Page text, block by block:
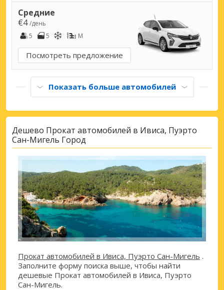
Средние
€4/день
5
5 M
Посмотреть предложение
Показать больше автомобилей
Дешево Прокат автомобилей в Ивиса, Пуэрто
Сан-Мигель Город
Прокат автомобилей в Ивиса, Пуэрто Сан-Мигель .
Заполните форму поиска выше, чтобы найти
дешевые Прокат автомобилей в Ивиса, Пуэрто
Сан-Мигель.